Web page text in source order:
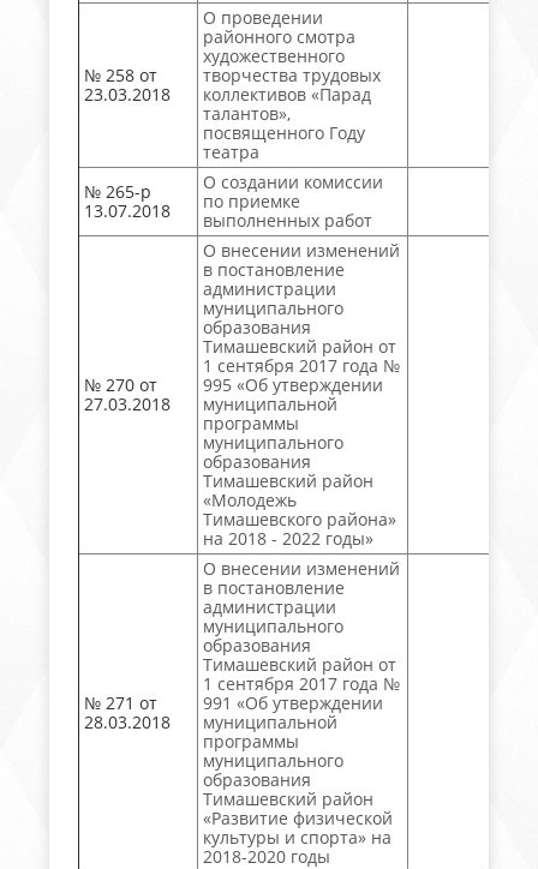
№ 258 от
23.03.2018
О проведении
районного смотра
художественного
творчества трудовых
коллективов «Парад
талантов»,
посвященного Году
театра
№ 265-р
13.07.2018
О создании комиссии
по приемке
выполненных работ
№ 270 от
27.03.2018
О внесении изменений
в постановление
администрации
муниципального
образования
Тимашевский район от
1 сентября 2017 года №
995 «Об утверждении
муниципальной
программы
муниципального
образования
Тимашевский район
«Молодежь
Тимашевского района»
на 2018 - 2022 годы»
№ 271 от
28.03.2018
О внесении изменений
в постановление
администрации
муниципального
образования
Тимашевский район от
1 сентября 2017 года №
991 «Об утверждении
муниципальной
программы
муниципального
образования
Тимашевский район
«Развитие физической
культуры и спорта» на
2018-2020 годы